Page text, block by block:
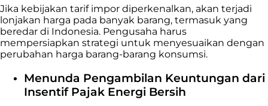
Jika kebijakan tarif impor diperkenalkan, akan terjadi
lonjakan harga pada banyak barang, termasuk yang
beredar di Indonesia. Pengusaha harus
mempersiapkan strategi untuk menyesuaikan dengan
perubahan harga barang-barang konsumsi.
Menunda Pengambilan Keuntungan dari
Insentif Pajak Energi Bersih